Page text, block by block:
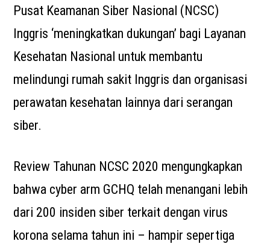
Pusat Keamanan Siber Nasional (NCSC)
Inggris ‘meningkatkan dukungan’ bagi Layanan
Kesehatan Nasional untuk membantu
melindungi rumah sakit Inggris dan organisasi
perawatan kesehatan lainnya dari serangan
siber.
Review Tahunan NCSC 2020 mengungkapkan
bahwa cyber arm GCHQ telah menangani lebih
dari 200 insiden siber terkait dengan virus
korona selama tahun ini – hampir sepertiga